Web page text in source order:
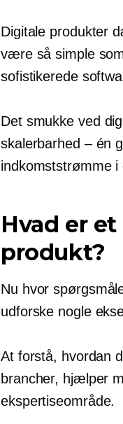
Digitale produkter
være så simple
sofistikerede
Det smukke ved
skalerbarhed – én
indkomststrømme i
Hvad er
produkt?
Nu hvor
udforske nogle
At forstå, hvordan
brancher, hjælper
ekspertiseområde.